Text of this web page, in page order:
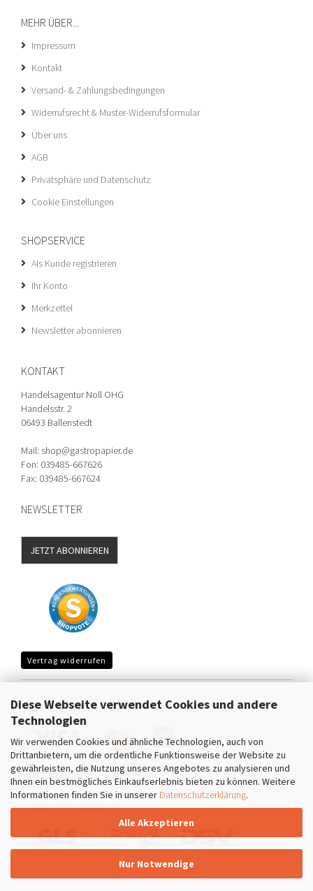
Diese Webseite verwendet Cookies und andere
Technologien
Wir verwenden Cookies und ähnliche Technologien, auch von
Drittanbietern, um die ordentliche Funktionsweise der Website zu
gewährleisten, die Nutzung unseres Angebotes zu analysieren und
Ihnen ein bestmögliches Einkaufserlebnis bieten zu können. Weitere
Informationen finden Sie in unserer Datenschutzerklärung.
Alle Akzeptieren
Nur Notwendige
MEHR ÜBER...
Impressum
Kontakt
Versand- & Zahlungsbedingungen
Widerrufsrecht & Muster-Widerrufsformular
Über uns
AGB
Privatsphäre und Datenschutz
Cookie Einstellungen
SHOPSERVICE
Als Kunde registrieren
Ihr Konto
Merkzettel
Newsletter abonnieren
KONTAKT
Handelsagentur Noll OHG
Handelsstr. 2
06493 Ballenstedt
Mail: shop@gastropapier.de
Fon: 039485-667626
Fax: 039485-667624
NEWSLETTER
JETZT ABONNIEREN
Vertrag widerrufen
SICHER EINKAUFEN MIT
WIR VERSENDEN MIT